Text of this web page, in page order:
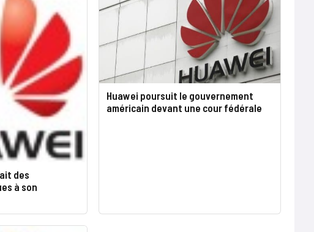
des
à son
Huawei poursuit le gouvernement
américain devant une cour fédérale